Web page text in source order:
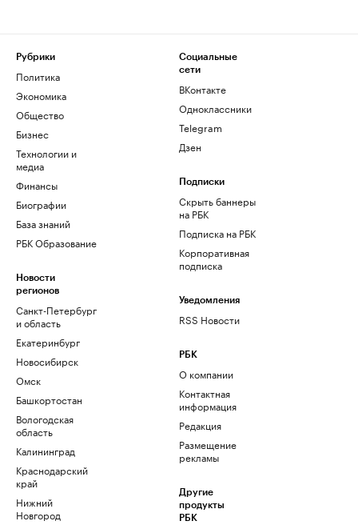
Рубрики
Политика
Экономика
Общество
Бизнес
Технологии и
медиа
Финансы
Биографии
База знаний
РБК Образование
Новости
регионов
Санкт-Петербург
и область
Екатеринбург
Новосибирск
Омск
Башкортостан
Вологодская
область
Калининград
Краснодарский
край
Нижний
Новгород
Социальные
сети
ВКонтакте
Одноклассники
Telegram
Дзен
Подписки
Скрыть баннеры
на РБК
Подписка на РБК
Корпоративная
подписка
Уведомления
RSS Новости
РБК
О компании
Контактная
информация
Редакция
Размещение
рекламы
Другие
продукты
РБК